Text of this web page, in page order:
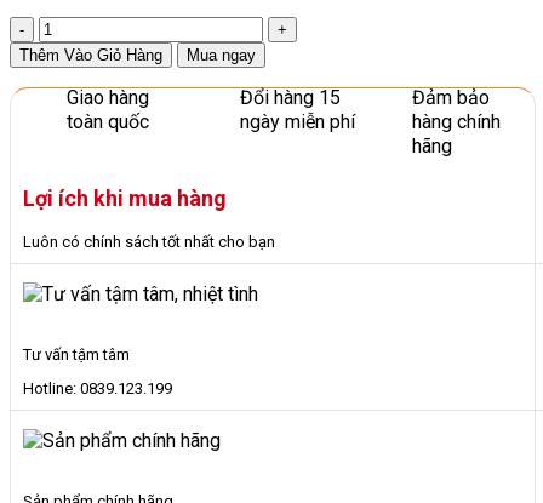
Đàn
Organ
Âm
Thanh
Sống
Chơi
Cho
Trẻ
Em
số
lượng
Thêm Vào Giỏ Hàng Mua ngay
Giao hàng
toàn quốc
Đổi hàng 15
ngày miễn phí
Đảm bảo
hàng chính
hãng
Lợi ích khi mua hàng
Luôn có chính sách tốt nhất cho bạn
Tư vấn tậm tâm
Hotline: 0839.123.199